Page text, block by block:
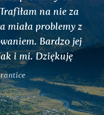
na nie za
miała problemy z
Bardzo jej
i mi. Dziękuję